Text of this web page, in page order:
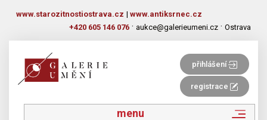
www.starozitnostiostrava.cz | www.antiksrnec.cz
+420 605 146 076 · aukce@galerieumeni.cz · Ostrava
přihlášení
registrace
menu